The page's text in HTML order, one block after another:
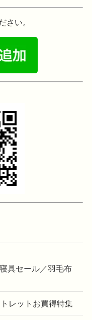
さい。
具セール／羽毛布
レットお買得特集